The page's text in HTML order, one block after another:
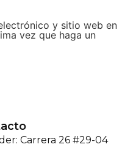
y sitio web en
vez que haga un
Carrera 26 #29-04